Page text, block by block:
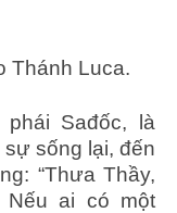
Thánh Luca.
Sađốc, là
sống lại, đến
“Thưa Thầy,
Nếu ai có một